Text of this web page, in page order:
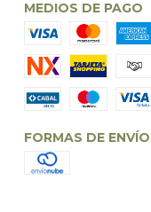
MEDIOS DE PAGO
FORMAS DE ENVÍO